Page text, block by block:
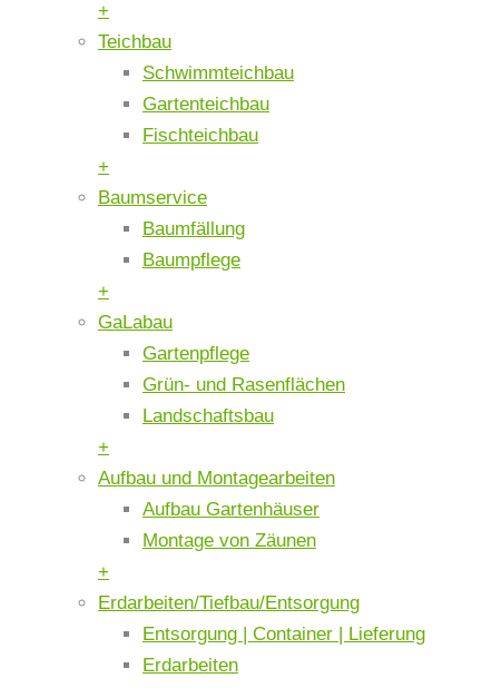
+
Teichbau
Schwimmteichbau
Gartenteichbau
Fischteichbau
+
Baumservice
Baumfällung
Baumpflege
+
GaLabau
Gartenpflege
Grün- und Rasenflächen
Landschaftsbau
+
Aufbau und Montagearbeiten
Aufbau Gartenhäuser
Montage von Zäunen
+
Erdarbeiten/Tiefbau/Entsorgung
Entsorgung | Container | Lieferung
Erdarbeiten